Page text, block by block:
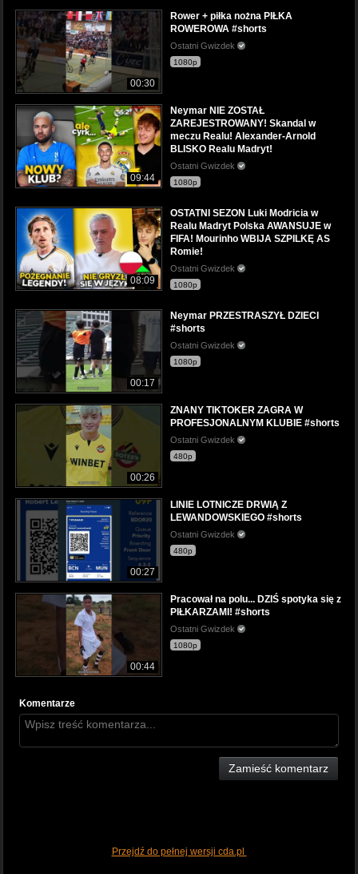
00:30
Rower + piłka nożna PIŁKA
ROWEROWA #shorts
Ostatni Gwizdek
1080p
09:44
Neymar NIE ZOSTAŁ
ZAREJESTROWANY! Skandal w
meczu Realu! Alexander-Arnold
BLISKO Realu Madryt!
Ostatni Gwizdek
1080p
08:09
OSTATNI SEZON Luki Modricia w
Realu Madryt Polska AWANSUJE w
FIFA! Mourinho WBIJA SZPILKĘ AS
Romie!
Ostatni Gwizdek
1080p
00:17
Neymar PRZESTRASZYŁ DZIECI
#shorts
Ostatni Gwizdek
1080p
00:26
ZNANY TIKTOKER ZAGRA W
PROFESJONALNYM KLUBIE #shorts
Ostatni Gwizdek
480p
00:27
LINIE LOTNICZE DRWIĄ Z
LEWANDOWSKIEGO #shorts
Ostatni Gwizdek
480p
00:44
Pracował na polu... DZIŚ spotyka się z
PIŁKARZAMI! #shorts
Ostatni Gwizdek
1080p
Komentarze
Zamieść komentarz
Przejdź do pełnej wersji cda.pl